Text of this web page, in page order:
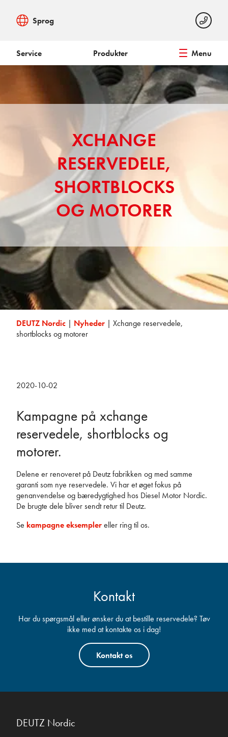
Sprog
Service Produkter Menu
XCHANGE
RESERVEDELE,
SHORTBLOCKS
OG MOTORER
DEUTZ Nordic | Nyheder | Xchange reservedele,
shortblocks og motorer
2020-10-02
Kampagne på xchange
reservedele, shortblocks og
motorer.
Delene er renoveret på Deutz fabrikken og med samme
garanti som nye reservedele. Vi har et øget fokus på
genanvendelse og bæredygtighed hos Diesel Motor Nordic.
De brugte dele bliver sendt retur til Deutz.
Se kampagne eksemplereller ring til os.
Kontakt
Har du spørgsmål eller ønsker du at bestille reservedele? Tøv
ikke med at kontakte os i dag!
Kontakt os
DEUTZ Nordic